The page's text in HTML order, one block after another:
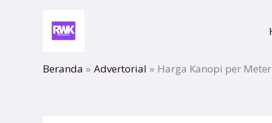
Beranda Advertorial Harga Kanopi per